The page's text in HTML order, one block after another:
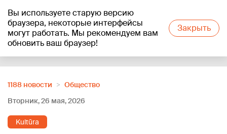
Вы используете старую версию
браузера, некоторые интерфейсы
могут работать. Мы рекомендуем вам
обновить ваш браузер!
Закрыть
+13°C
1188 новости
Oбщество
Вторник, 26 мая, 2026
Kultūra